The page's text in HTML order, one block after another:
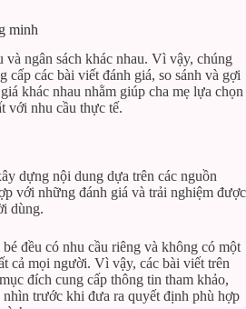
minh
ngân sách khác nhau. Vì vậy, chúng
cấp các bài viết đánh giá, so sánh và gợi
khác nhau nhằm giúp cha mẹ lựa chọn
với nhu cầu thực tế.
dựng nội dung dựa trên các nguồn
với những đánh giá và trải nghiệm được
dùng.
đều có nhu cầu riêng và không có một
cả mọi người. Vì vậy, các bài viết trên
đích cung cấp thông tin tham khảo,
trước khi đưa ra quyết định phù hợp